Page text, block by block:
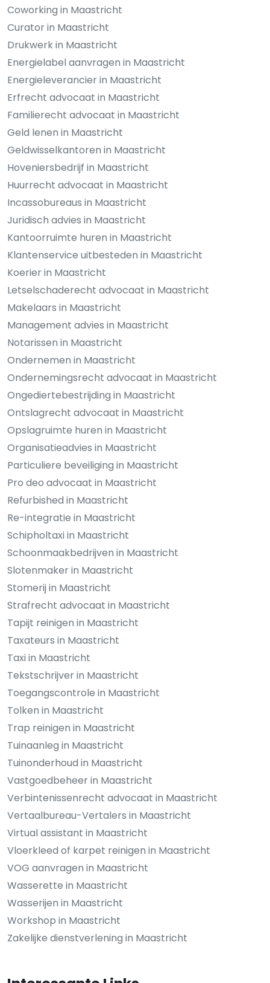
Coworking in Maastricht
Curator in Maastricht
Drukwerk in Maastricht
Energielabel aanvragen in Maastricht
Energieleverancier in Maastricht
Erfrecht advocaat in Maastricht
Familierecht advocaat in Maastricht
Geld lenen in Maastricht
Geldwisselkantoren in Maastricht
Hoveniersbedrijf in Maastricht
Huurrecht advocaat in Maastricht
Incassobureaus in Maastricht
Juridisch advies in Maastricht
Kantoorruimte huren in Maastricht
Klantenservice uitbesteden in Maastricht
Koerier in Maastricht
Letselschaderecht advocaat in Maastricht
Makelaars in Maastricht
Management advies in Maastricht
Notarissen in Maastricht
Ondernemen in Maastricht
Ondernemingsrecht advocaat in Maastricht
Ongediertebestrijding in Maastricht
Ontslagrecht advocaat in Maastricht
Opslagruimte huren in Maastricht
Organisatieadvies in Maastricht
Particuliere beveiliging in Maastricht
Pro deo advocaat in Maastricht
Refurbished in Maastricht
Re-integratie in Maastricht
Schipholtaxi in Maastricht
Schoonmaakbedrijven in Maastricht
Slotenmaker in Maastricht
Stomerij in Maastricht
Strafrecht advocaat in Maastricht
Tapijt reinigen in Maastricht
Taxateurs in Maastricht
Taxi in Maastricht
Tekstschrijver in Maastricht
Toegangscontrole in Maastricht
Tolken in Maastricht
Trap reinigen in Maastricht
Tuinaanleg in Maastricht
Tuinonderhoud in Maastricht
Vastgoedbeheer in Maastricht
Verbintenissenrecht advocaat in Maastricht
Vertaalbureau-Vertalers in Maastricht
Virtual assistant in Maastricht
Vloerkleed of karpet reinigen in Maastricht
VOG aanvragen in Maastricht
Wasserette in Maastricht
Wasserijen in Maastricht
Workshop in Maastricht
Zakelijke dienstverlening in Maastricht